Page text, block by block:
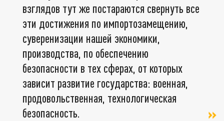
взглядов тут же постараются свернуть все
эти достижения по импортозамещению,
суверенизации нашей экономики,
производства, по обеспечению
безопасности в тех сферах, от которых
зависит развитие государства: военная,
продовольственная, технологическая
безопасность.